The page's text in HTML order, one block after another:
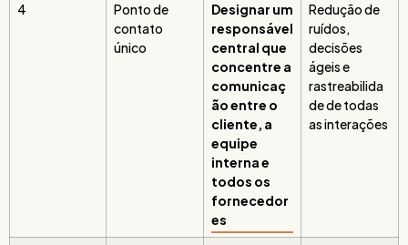
4
Ponto de
contato
único
Designar um
responsável
central que
concentre a
comunicaç
ão entre o
cliente, a
equipe
interna e
todos os
fornecedor
es
Redução de
ruídos,
decisões
ágeis e
rastreabilida
de de todas
as interações